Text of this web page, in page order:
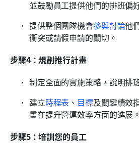
並鼓勵員工提供他們的排班偏
提供整個團隊機會參與討論他
衝突或請假申請的關切。
步驟4：規劃推行計畫
制定全面的實施策略，說明排
建立時程表 、 目標及關鍵績效
畫在提升營運效率方面的進展。
步驟5：培訓您的員工